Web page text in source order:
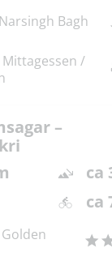
Bagh
/
–
ca
ca